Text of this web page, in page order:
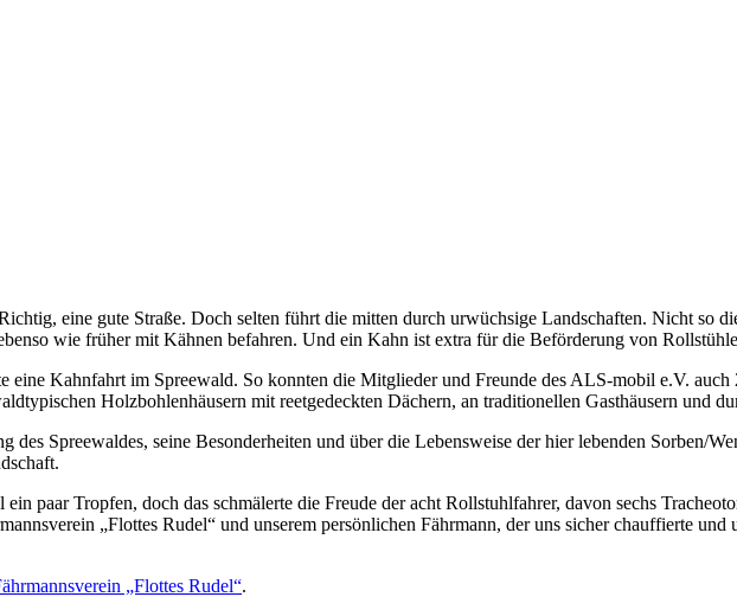
eine gute Straße. Doch selten führt die mitten durch urwüchsige Landschaften. Nicht so
wie früher mit Kähnen befahren. Und ein Kahn ist extra für die Beförderung von
Kahnfahrt im Spreewald. So konnten die Mitglieder und Freunde des ALS-mobil e.V.
Holzbohlenhäusern mit reetgedeckten Dächern, an traditionellen Gasthäusern und
Spreewaldes, seine Besonderheiten und über die Lebensweise der hier lebenden Sorben/
paar Tropfen, doch das schmälerte die Freude der acht Rollstuhlfahrer, davon sechs
„Flottes Rudel“ und unserem persönlichen Fährmann, der uns sicher chauffierte und
„Flottes Rudel“.